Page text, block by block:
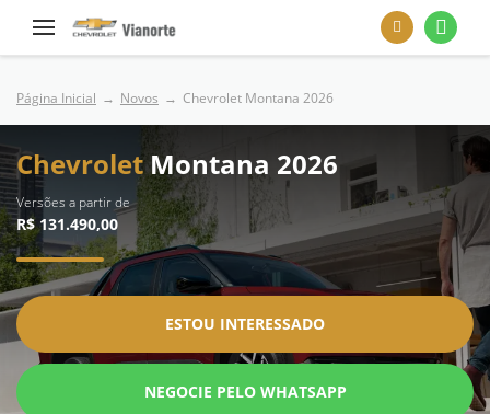
Página Inicial Novos Chevrolet Montana 2026
ChevroletMontana 2026
Versões a partir de
R$ 131.490,00
ESTOU INTERESSADO
NEGOCIE PELO WHATSAPP